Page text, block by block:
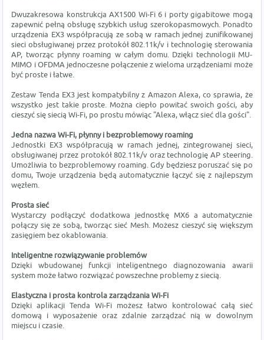
Dwuzakresowa konstrukcja AX1500 Wi-Fi 6 i porty gigabitowe mogą
zapewnić pełną obsługę szybkich usług szerokopasmowych. Ponadto
urządzenia EX3 współpracują ze sobą w ramach jednej zunifikowanej
sieci obsługiwanej przez protokół 802.11k/v i technologię sterowania
AP, tworząc płynny roaming w całym domu. Dzięki technologii MU-
MIMO i OFDMA jednoczesne połączenie z wieloma urządzeniami może
być proste i łatwe.
Zestaw Tenda EX3 jest kompatybilny z Amazon Alexa, co sprawia, że
wszystko jest takie proste. Można ciepło powitać swoich gości, aby
cieszyć się siecią Wi-Fi, po prostu mówiąc "Alexa, włącz sieć dla gości".
Jedna nazwa Wi-Fi, płynny i bezproblemowy roaming
Jednostki EX3 współpracują w ramach jednej, zintegrowanej sieci,
obsługiwanej przez protokół 802.11k/v oraz technologię AP steering.
Umożliwia to bezproblemowy roaming. Gdy będziesz poruszać się po
domu, Twoje urządzenia będą automatycznie łączyć się z najlepszym
węzłem.
Prosta sieć
Wystarczy podłączyć dodatkowa jednostkę MX6 a automatycznie
połączy się ze sobą, tworząc sieć Mesh. Możesz cieszyć się większym
zasięgiem bez okablowania.
Inteligentne rozwiązywanie problemów
Dzięki wbudowanej funkcji inteligentnego diagnozowania awarii
system może łatwo rozwiązać powszechne problemy z siecią.
Elastyczna i prosta kontrola zarządzania Wi-Fi
Dzięki aplikacji Tenda Wi-Fi możesz łatwo kontrolować całą sieć
domową i wyposażenie oraz zdalnie zarządzać nią w dowolnym
miejscu i czasie.